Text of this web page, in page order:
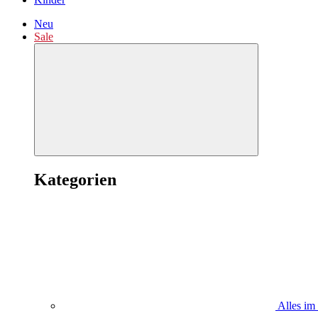
Neu
Sale
Kategorien
Alles im